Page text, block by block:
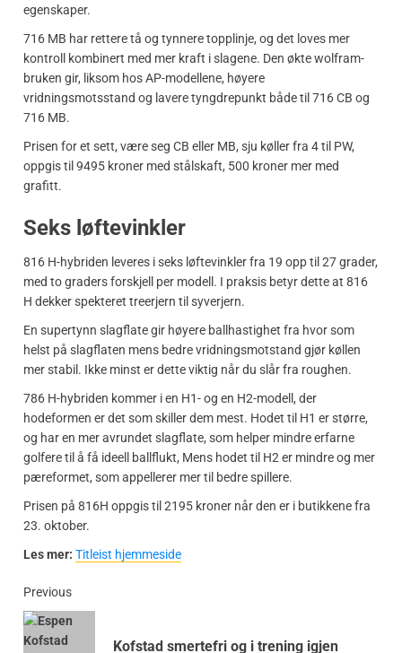
egenskaper.
716 MB har rettere tå og tynnere topplinje, og det loves mer
kontroll kombinert med mer kraft i slagene. Den økte wolfram-
bruken gir, liksom hos AP-modellene, høyere
vridningsmotsstand og lavere tyngdrepunkt både til 716 CB og
716 MB.
Prisen for et sett, være seg CB eller MB, sju køller fra 4 til PW,
oppgis til 9495 kroner med stålskaft, 500 kroner mer med
grafitt.
Seks løftevinkler
816 H-hybriden leveres i seks løftevinkler fra 19 opp til 27 grader,
med to graders forskjell per modell. I praksis betyr dette at 816
H dekker spekteret treerjern til syverjern.
En supertynn slagflate gir høyere ballhastighet fra hvor som
helst på slagflaten mens bedre vridningsmotstand gjør køllen
mer stabil. Ikke minst er dette viktig når du slår fra roughen.
786 H-hybriden kommer i en H1- og en H2-modell, der
hodeformen er det som skiller dem mest. Hodet til H1 er større,
og har en mer avrundet slagflate, som helper mindre erfarne
golfere til å få ideell ballflukt, Mens hodet til H2 er mindre og mer
pæreformet, som appellerer mer til bedre spillere.
Prisen på 816H oppgis til 2195 kroner når den er i butikkene fra
23. oktober.
Les mer: Titleist hjemmeside
Previous
Kofstad smertefri og i trening igjen